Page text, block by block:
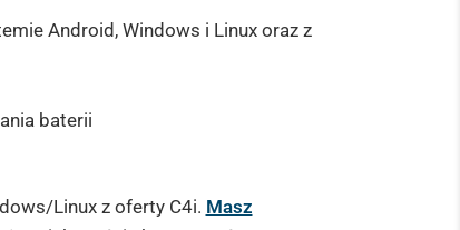
Android, Windows i Linux oraz z
baterii
Linux z oferty C4i. Masz